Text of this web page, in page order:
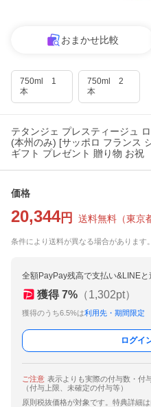
おまかせ比較
750ml 1
本
750ml 2
本
テタンジェ プレスティージュ
(本州のみ) [サッポロ フランス
ギフト プレゼント 贈り物 お祝
価格
20,344円 送料無料 （東京
条件により送料が異なる場合があります。
全額PayPay残高で支払い&LINEと
獲得 7% （1,302pt）
獲得のうち6.5%は利用先・期間限定
ログイ
ご注意 表示よりも実際の付与数・付
（付与上限、未確定の付与等）
原則税抜価格が対象です。特典詳細